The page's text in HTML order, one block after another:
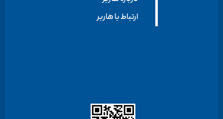
ارتباط با هاربر